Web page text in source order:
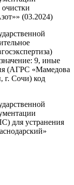
(03.2024)
9, иные
(АГРС «Мамедова
г. Сочи) код
для устранения